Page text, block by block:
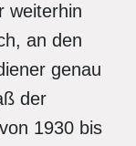
weiterhin
an den
genau
der
1930 bis